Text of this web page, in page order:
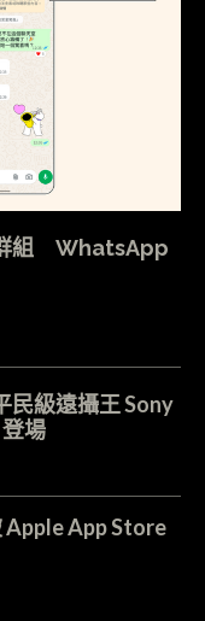
群組 WhatsApp
級遠攝王 Sony
場
Apple App Store